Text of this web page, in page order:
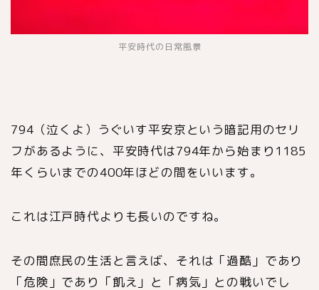
平安時代の日常風景
794（泣くよ）うぐいす平安京という暗記用のセリ
フがあるように、平安時代は794年から始まり1185
年くらいまでの400年ほどの間をいいます。
これは江戸時代よりも長いのですね。
その間庶民の生活と言えば、それは「過酷」であり
「危険」であり「飢え」と「病気」との戦いでし